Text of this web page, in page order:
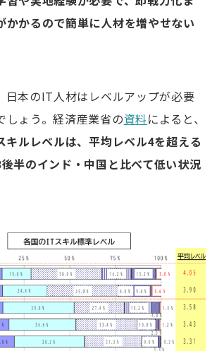
かかるので簡単に人材を増やせない
日本のIT人材はレベルアップが必要
しょう。経済産業省の資料 によると、
キルレベルは、平均レベル4を超える
半のインド・中国と比べて低い状況